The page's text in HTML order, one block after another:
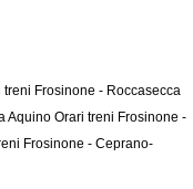
treni Frosinone - Roccasecca
Aquino Orari treni Frosinone -
Frosinone - Ceprano-